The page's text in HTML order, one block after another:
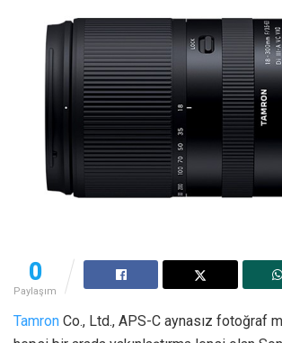
0
Paylaşım
Tamron Co., Ltd., APS-C aynasız fotoğraf